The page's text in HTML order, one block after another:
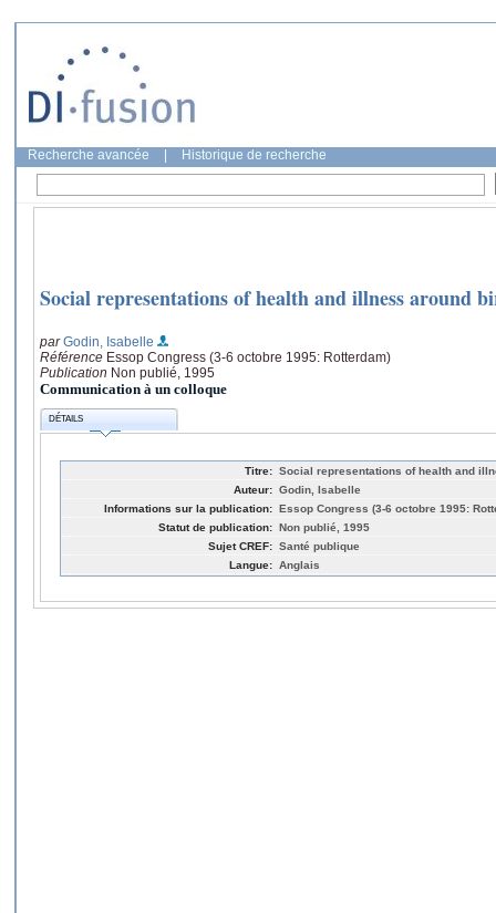
Recherche avancée Historique de recherche
Social representations of health and illness around
parGodin, Isabelle
Référence Essop Congress (3-6 octobre 1995: Rotterdam)
Publication Non publié, 1995
Communication à un colloque
DÉTAILS
Titre: Social representations of health and
Auteur: Godin, Isabelle
Informations sur la publication: Essop Congress (3-6 octobre 1995:
Statut de publication: Non publié, 1995
Sujet CREF: Santé publique
Langue: Anglais